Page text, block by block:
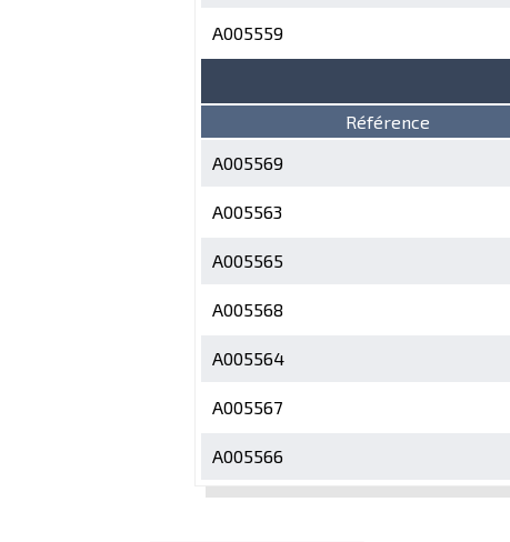
A005559
Référence
A005569
A005563
A005565
A005568
A005564
A005567
A005566